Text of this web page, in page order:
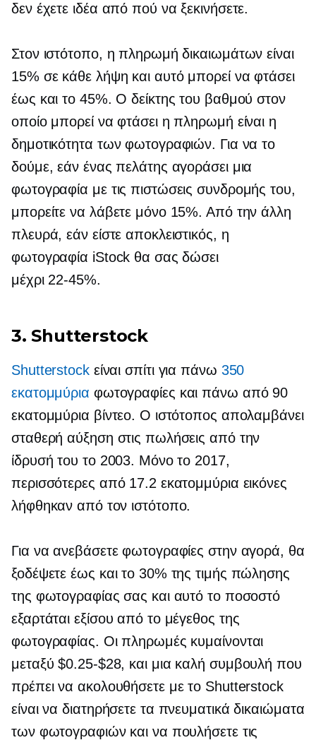
δεν έχετε ιδέα από πού να ξεκινήσετε.
Στον ιστότοπο, η πληρωμή δικαιωμάτων είναι
15% σε κάθε λήψη και αυτό μπορεί να φτάσει
έως και το 45%. Ο δείκτης του βαθμού στον
οποίο μπορεί να φτάσει η πληρωμή είναι η
δημοτικότητα των φωτογραφιών. Για να το
δούμε, εάν ένας πελάτης αγοράσει μια
φωτογραφία με τις πιστώσεις συνδρομής του,
μπορείτε να λάβετε μόνο 15%. Από την άλλη
πλευρά, εάν είστε αποκλειστικός, η
φωτογραφία iStock θα σας δώσει
μέχρι 22-45%.
3. Shutterstock
Shutterstockείναι σπίτι για πάνω 350
εκατομμύρια φωτογραφίες και πάνω από 90
εκατομμύρια βίντεο. Ο ιστότοπος απολαμβάνει
σταθερή αύξηση στις πωλήσεις από την
ίδρυσή του το 2003. Μόνο το 2017,
περισσότερες από 17.2 εκατομμύρια εικόνες
λήφθηκαν από τον ιστότοπο.
Για να ανεβάσετε φωτογραφίες στην αγορά, θα
ξοδέψετε έως και το 30% της τιμής πώλησης
της φωτογραφίας σας και αυτό το ποσοστό
εξαρτάται εξίσου από το μέγεθος της
φωτογραφίας. Οι πληρωμές κυμαίνονται
μεταξύ$0.25-$28, και μια καλή συμβουλή που
πρέπει να ακολουθήσετε με το Shutterstock
είναι να διατηρήσετε τα πνευματικά δικαιώματα
των φωτογραφιών και να πουλήσετε τις